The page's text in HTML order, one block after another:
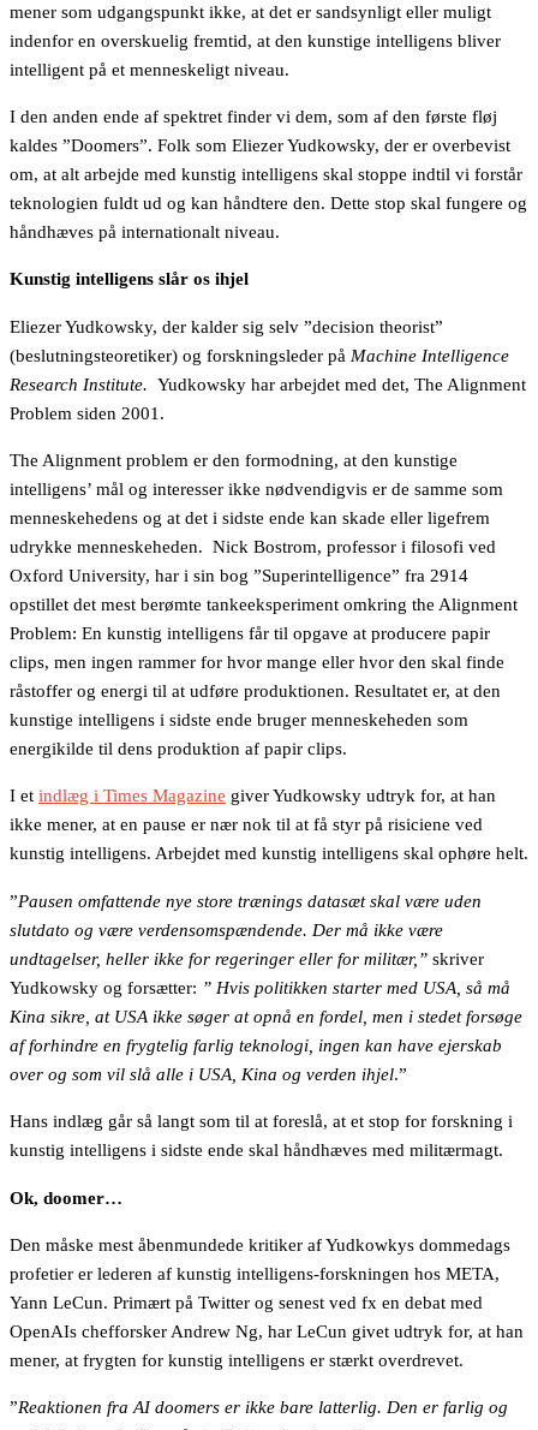
mener som udgangspunkt ikke, at det er sandsynligt eller muligt
indenfor en overskuelig fremtid, at den kunstige intelligens bliver
intelligent på et menneskeligt niveau.
I den anden ende af spektret finder vi dem, som af den første fløj
kaldes ”Doomers”. Folk som Eliezer Yudkowsky, der er overbevist
om, at alt arbejde med kunstig intelligens skal stoppe indtil vi forstår
teknologien fuldt ud og kan håndtere den. Dette stop skal fungere og
håndhæves på internationalt niveau.
Kunstig intelligens slår os ihjel
Eliezer Yudkowsky, der kalder sig selv ”decision theorist”
(beslutningsteoretiker) og forskningsleder på Machine Intelligence
Research Institute. Yudkowsky har arbejdet med det, The Alignment
Problem siden 2001.
The Alignment problem er den formodning, at den kunstige
intelligens’ mål og interesser ikke nødvendigvis er de samme som
menneskehedens og at det i sidste ende kan skade eller ligefrem
udrykke menneskeheden. Nick Bostrom, professor i filosofi ved
Oxford University, har i sin bog ”Superintelligence” fra 2914
opstillet det mest berømte tankeeksperiment omkring the Alignment
Problem: En kunstig intelligens får til opgave at producere papir
clips, men ingen rammer for hvor mange eller hvor den skal finde
råstoffer og energi til at udføre produktionen. Resultatet er, at den
kunstige intelligens i sidste ende bruger menneskeheden som
energikilde til dens produktion af papir clips.
I et indlæg i Times Magazine giver Yudkowsky udtryk for, at han
ikke mener, at en pause er nær nok til at få styr på risiciene ved
kunstig intelligens. Arbejdet med kunstig intelligens skal ophøre helt.
”Pausen omfattende nye store trænings datasæt skal være uden
slutdato og være verdensomspændende. Der må ikke være
undtagelser, heller ikke for regeringer eller for militær,” skriver
Yudkowsky og forsætter: ” Hvis politikken starter med USA, så må
Kina sikre, at USA ikke søger at opnå en fordel, men i stedet forsøge
af forhindre en frygtelig farlig teknologi, ingen kan have ejerskab
over og som vil slå alle i USA, Kina og verden ihjel.”
Hans indlæg går så langt som til at foreslå, at et stop for forskning i
kunstig intelligens i sidste ende skal håndhæves med militærmagt.
Ok, doomer…
Den måske mest åbenmundede kritiker af Yudkowkys dommedags
profetier er lederen af kunstig intelligens-forskningen hos META,
Yann LeCun. Primært på Twitter og senest ved fx en debat med
OpenAIs chefforsker Andrew Ng, har LeCun givet udtryk for, at han
mener, at frygten for kunstig intelligens er stærkt overdrevet.
”Reaktionen fra AI doomers er ikke bare latterlig. Den er farlig og